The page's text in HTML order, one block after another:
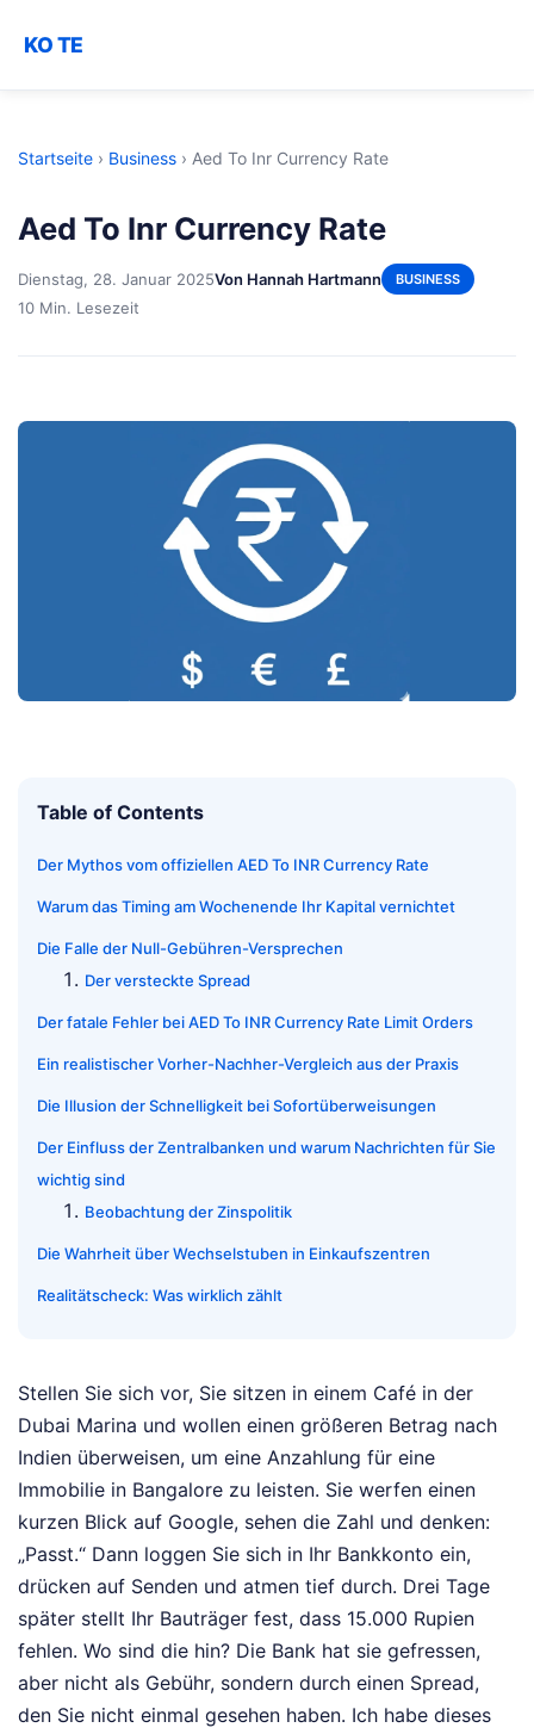
KO TE
Startseite › Business › Aed To Inr Currency Rate
Aed To Inr Currency Rate
Dienstag, 28. Januar 2025Von Hannah Hartmann BUSINESS
10 Min. Lesezeit
Table of Contents
Der Mythos vom offiziellen AED To INR Currency Rate
Warum das Timing am Wochenende Ihr Kapital vernichtet
Die Falle der Null-Gebühren-Versprechen
Der versteckte Spread
Der fatale Fehler bei AED To INR Currency Rate Limit Orders
Ein realistischer Vorher-Nachher-Vergleich aus der Praxis
Die Illusion der Schnelligkeit bei Sofortüberweisungen
Der Einfluss der Zentralbanken und warum Nachrichten für Sie
wichtig sind
Beobachtung der Zinspolitik
Die Wahrheit über Wechselstuben in Einkaufszentren
Realitätscheck: Was wirklich zählt
Stellen Sie sich vor, Sie sitzen in einem Café in der
Dubai Marina und wollen einen größeren Betrag nach
Indien überweisen, um eine Anzahlung für eine
Immobilie in Bangalore zu leisten. Sie werfen einen
kurzen Blick auf Google, sehen die Zahl und denken:
„Passt.“ Dann loggen Sie sich in Ihr Bankkonto ein,
drücken auf Senden und atmen tief durch. Drei Tage
später stellt Ihr Bauträger fest, dass 15.000 Rupien
fehlen. Wo sind die hin? Die Bank hat sie gefressen,
aber nicht als Gebühr, sondern durch einen Spread,
den Sie nicht einmal gesehen haben. Ich habe dieses